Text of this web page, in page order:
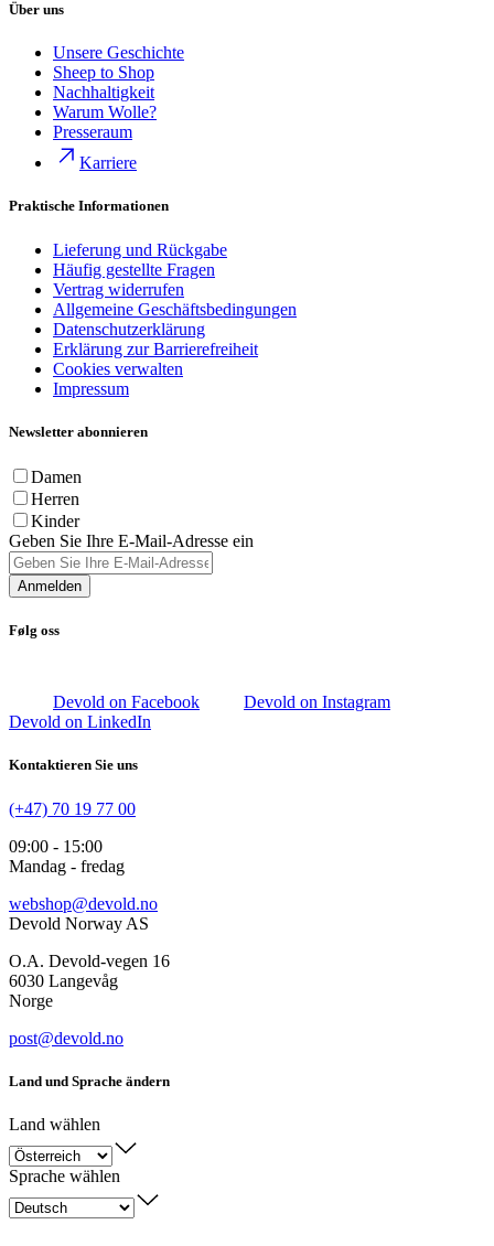
Über uns
Unsere Geschichte
Sheep to Shop
Nachhaltigkeit
Warum Wolle?
Presseraum
Karriere
Praktische Informationen
Lieferung und Rückgabe
Häufig gestellte Fragen
Vertrag widerrufen
Allgemeine Geschäftsbedingungen
Datenschutzerklärung
Erklärung zur Barrierefreiheit
Cookies verwalten
Impressum
Newsletter abonnieren
Damen
Herren
Kinder
Geben Sie Ihre E-Mail-Adresse ein
Anmelden
Følg oss
Devold on Facebook
Devold on Instagram
Devold on LinkedIn
Kontaktieren Sie uns
(+47) 70 19 77 00
09:00 - 15:00
Mandag - fredag
webshop@devold.no
Devold Norway AS
O.A. Devold-vegen 16
6030 Langevåg
Norge
post@devold.no
Land und Sprache ändern
Land wählen
Sprache wählen